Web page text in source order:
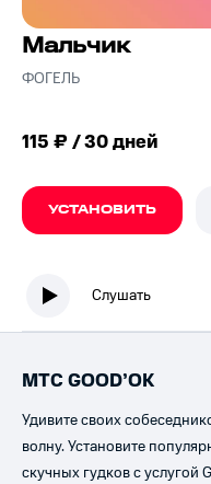
Мальчик
ФОГЕЛЬ
115 ₽ / 30 дней
УСТАНОВИТЬ
Слушать
МТС GOOD’OK
Удивите своих
волну. Установите
скучных гудков с услугой